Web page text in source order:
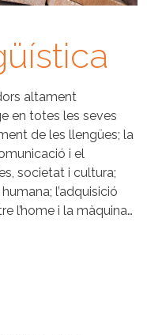
altament
en totes les seves
de les llengües; la
i el
societat i cultura;
l’adquisició
l’home i la màquina…